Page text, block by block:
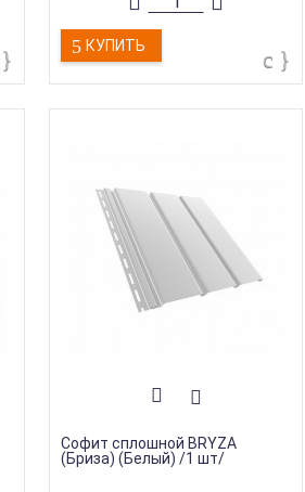
КУПИТЬ
Софит сплошной BRYZA
(Бриза) (Белый) /1 шт/